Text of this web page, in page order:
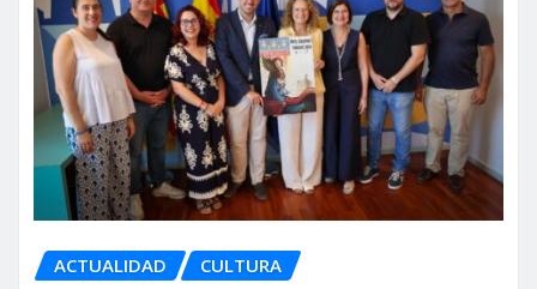
ACTUALIDAD CULTURA